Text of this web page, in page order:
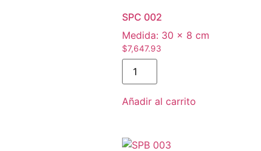
SPC 002
Medida: 30 × 8 cm
$7,647.93
SPC
002
cantidad
Añadir al carrito